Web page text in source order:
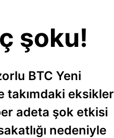
şoku!
BTC Yeni
takımdaki eksikler
adeta şok etkisi
nedeniyle